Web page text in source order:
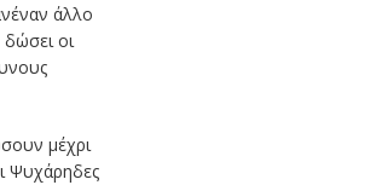
άλλο
οι
μέχρι
Ψυχάρηδες